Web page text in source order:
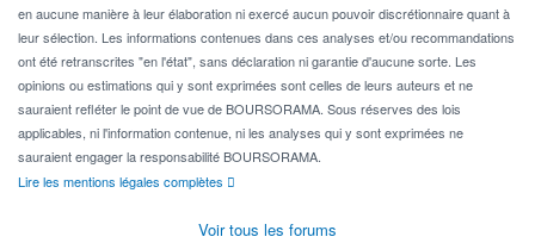
en aucune manière à leur élaboration ni exercé aucun pouvoir discrétionnaire quant à
leur sélection. Les informations contenues dans ces analyses et/ou recommandations
ont été retranscrites "en l'état", sans déclaration ni garantie d'aucune sorte. Les
opinions ou estimations qui y sont exprimées sont celles de leurs auteurs et ne
sauraient refléter le point de vue de BOURSORAMA. Sous réserves des lois
applicables, ni l'information contenue, ni les analyses qui y sont exprimées ne
sauraient engager la responsabilité BOURSORAMA.
Lire les mentions légales complètes
Voir tous les forums